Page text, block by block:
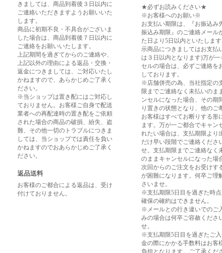
きましては、商品到着後３日以内に
ご連絡いただきますようお願いいた
します。
商品に初期不良・不具合がございま
した場合は、商品到着後７日以内に
ご連絡をお願いいたします。
上記期間を過ぎてからのご連絡や、
上記以外の理由による返品・交換・
返金につきましては、ご対応いたし
かねますので、あらかじめご了承く
ださい。
※当ショップは置き配にはご対応し
ておりません。お客様ご自身で配送
業者への再配達時の置き配をご依頼
された場合の商品の破損、紛失、盗
難、その他一切のトラブルにつきま
しては、当ショップでは責任を負い
かねますのでおあらかじめご了承く
ださい。
返品送料
お客様のご都合による返品は、受け
付けておりません。
★必ずお読みください★
※お客様へのお願い※
お支払い期限は、『お振込み
振込み期限』のご連絡メール
た日より5日以内といたしま
示商品につきましてはお支払
は３日以内となります)万が一
セルの場合は、必ずご連絡を
しております。
※店舗併売の為、当社指定の
限までご連絡なく未払いのま
ンセルになった場合、その期
り置きの状態となり、他のご
お客様はすべてお断りする形
ます。万が一ご都合でキャン
れたい場合は、支払期限より
だけ早い段階でご連絡くださ
せ。支払期限までご連絡なく
のままキャンセルになった場
次回からのご注文をお受けす
が困難になります。何卒ご理
さいませ。
※支払期限5日目を過ぎた時
確保の確約はできません。
※メールとの行き違いでのご
みの場合は何卒ご容赦くださ
せ。
※支払期限5日目を過ぎたご
金の際にかかる手数料はお客